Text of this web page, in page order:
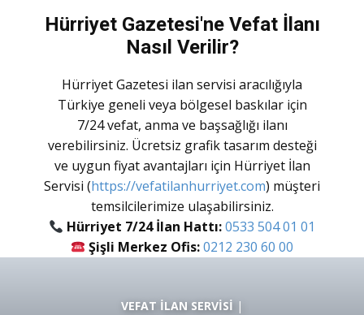
Hürriyet Gazetesi'ne Vefat İlanı
Nasıl Verilir?
Hürriyet Gazetesi ilan servisi aracılığıyla
Türkiye geneli veya bölgesel baskılar için
7/24 vefat, anma ve başsağlığı ilanı
verebilirsiniz. Ücretsiz grafik tasarım desteği
ve uygun fiyat avantajları için Hürriyet İlan
Servisi (https://vefatilanhurriyet.com) müşteri
temsilcilerimize ulaşabilirsiniz.
Hürriyet 7/24 İlan Hattı:0533 504 01 01
Şişli Merkez Ofis:0212 230 60 00
VEFAT İLAN SERVİSİ |